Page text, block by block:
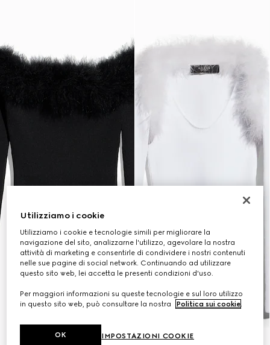
Utilizziamo i cookie
Utilizziamo i cookie e tecnologie simili per migliorare la
navigazione del sito, analizzarne l'utilizzo, agevolare la nostra
attività di marketing e consentirle di condividere i nostri contenuti
nelle sue pagine di social network. Continuando ad utilizzare
questo sito web, lei accetta le presenti condizioni d'uso.
Per maggiori informazioni su queste tecnologie e sul loro utilizzo
in questo sito web, può consultare la nostra
Politica sui cookie.
IMPOSTAZIONI COOKIE
OK